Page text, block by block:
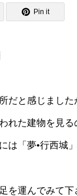
Pin it
と感じまし
れた建物を見
「夢•行西城
を運んでみて